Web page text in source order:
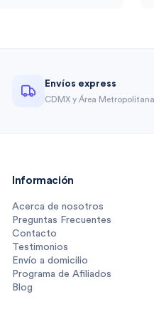
Envíos express
CDMX y Área Metropolitana
Información
Acerca de nosotros
Preguntas Frecuentes
Contacto
Testimonios
Envío a domicilio
Programa de Afiliados
Blog